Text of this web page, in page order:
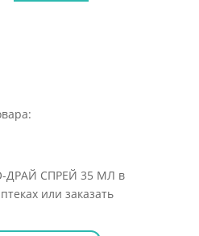
ДРАЙ СПРЕЙ 35 МЛ в
или заказать